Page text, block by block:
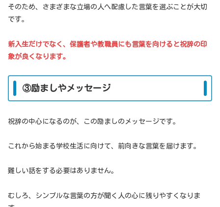
そのため、さまざまな立場の人へ配慮した言葉を選ぶことが大切
です。
新入生だけでなく、保護者や教職員にも言葉を向けると祝辞の印
象が良くなります。
③励ましやメッセージ
祝辞の中心になるのが、この励ましのメッセージです。
これから始まる学校生活に向けて、前向きな言葉を届けます。
難しい話をする必要はありません。
むしろ、シンプルな言葉の方が聞く人の心に残りやすくなりま